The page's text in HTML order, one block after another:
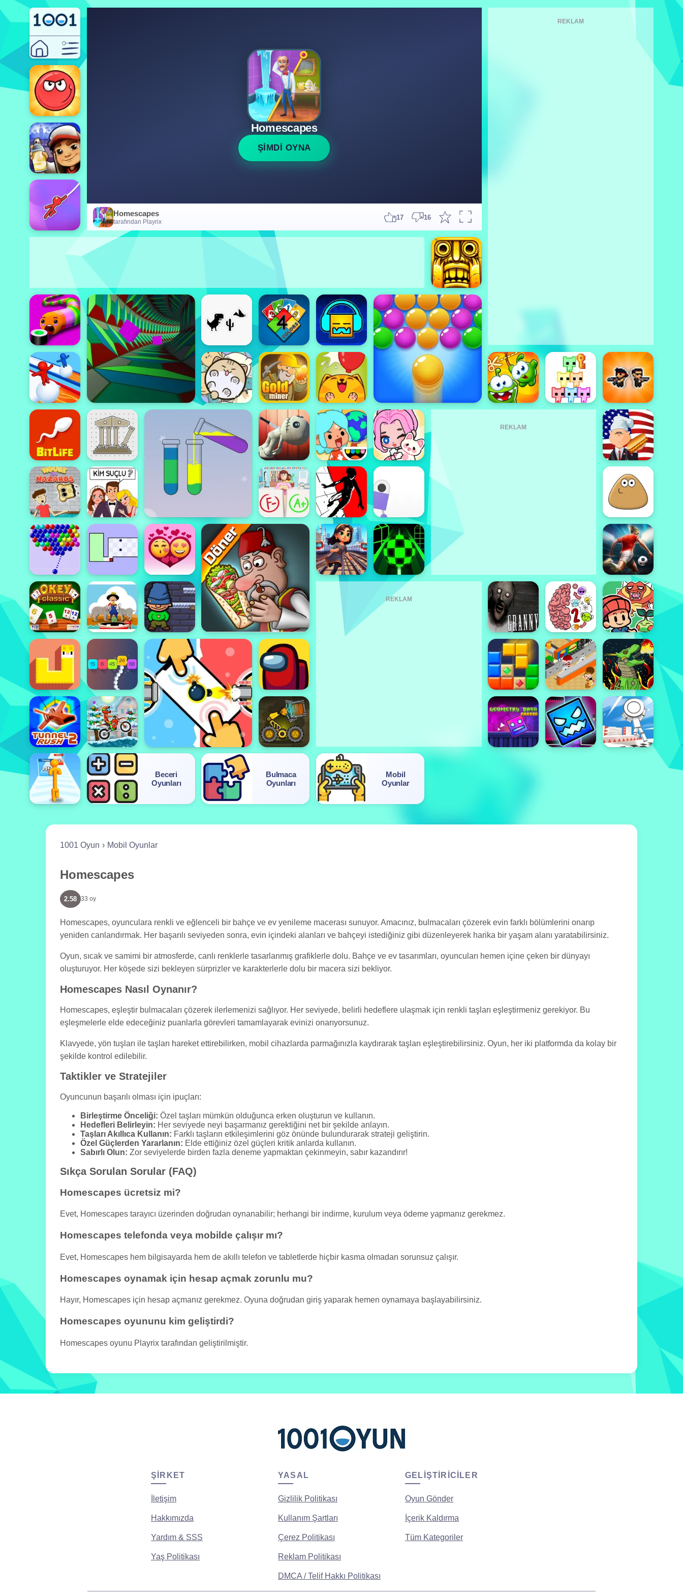
Homescapes
ŞİMDİ OYNA
Homescapes
tarafından Playrix
17 16
REKLAM
REKLAM
REKLAM
Beceri
Oyunları
Bulmaca
Oyunları
Mobil
Oyunlar
1001 Oyun Mobil Oyunlar
Homescapes
2.58 33 oy
Homescapes, oyunculara renkli ve eğlenceli bir bahçe ve ev yenileme macerası sunuyor. Amacınız, bulmacaları çözerek evin farklı bölümlerini onarıp
yeniden canlandırmak. Her başarılı seviyeden sonra, evin içindeki alanları ve bahçeyi istediğiniz gibi düzenleyerek harika bir yaşam alanı yaratabilirsiniz.
Oyun, sıcak ve samimi bir atmosferde, canlı renklerle tasarlanmış grafiklerle dolu. Bahçe ve ev tasarımları, oyuncuları hemen içine çeken bir dünyayı
oluşturuyor. Her köşede sizi bekleyen sürprizler ve karakterlerle dolu bir macera sizi bekliyor.
Homescapes Nasıl Oynanır?
Homescapes, eşleştir bulmacaları çözerek ilerlemenizi sağlıyor. Her seviyede, belirli hedeflere ulaşmak için renkli taşları eşleştirmeniz gerekiyor. Bu
eşleşmelerle elde edeceğiniz puanlarla görevleri tamamlayarak evinizi onarıyorsunuz.
Klavyede, yön tuşları ile taşları hareket ettirebilirken, mobil cihazlarda parmağınızla kaydırarak taşları eşleştirebilirsiniz. Oyun, her iki platformda da kolay bir
şekilde kontrol edilebilir.
Taktikler ve Stratejiler
Oyuncunun başarılı olması için ipuçları:
Birleştirme Önceliği: Özel taşları mümkün olduğunca erken oluşturun ve kullanın.
Hedefleri Belirleyin: Her seviyede neyi başarmanız gerektiğini net bir şekilde anlayın.
Taşları Akıllıca Kullanın: Farklı taşların etkileşimlerini göz önünde bulundurarak strateji geliştirin.
Özel Güçlerden Yararlanın: Elde ettiğiniz özel güçleri kritik anlarda kullanın.
Sabırlı Olun: Zor seviyelerde birden fazla deneme yapmaktan çekinmeyin, sabır kazandırır!
Sıkça Sorulan Sorular (FAQ)
Homescapes ücretsiz mi?
Evet, Homescapes tarayıcı üzerinden doğrudan oynanabilir; herhangi bir indirme, kurulum veya ödeme yapmanız gerekmez.
Homescapes telefonda veya mobilde çalışır mı?
Evet, Homescapes hem bilgisayarda hem de akıllı telefon ve tabletlerde hiçbir kasma olmadan sorunsuz çalışır.
Homescapes oynamak için hesap açmak zorunlu mu?
Hayır, Homescapes için hesap açmanız gerekmez. Oyuna doğrudan giriş yaparak hemen oynamaya başlayabilirsiniz.
Homescapes oyununu kim geliştirdi?
Homescapes oyunu Playrix tarafından geliştirilmiştir.
ŞIRKET
İletişim
Hakkımızda
Yardım & SSS
Yaş Politikası
YASAL
Gizlilik Politikası
Kullanım Şartları
Çerez Politikası
Reklam Politikası
DMCA / Telif Hakkı Politikası
GELIŞTIRICILER
Oyun Gönder
İçerik Kaldırma
Tüm Kategoriler